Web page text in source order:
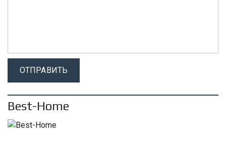
Best-Home